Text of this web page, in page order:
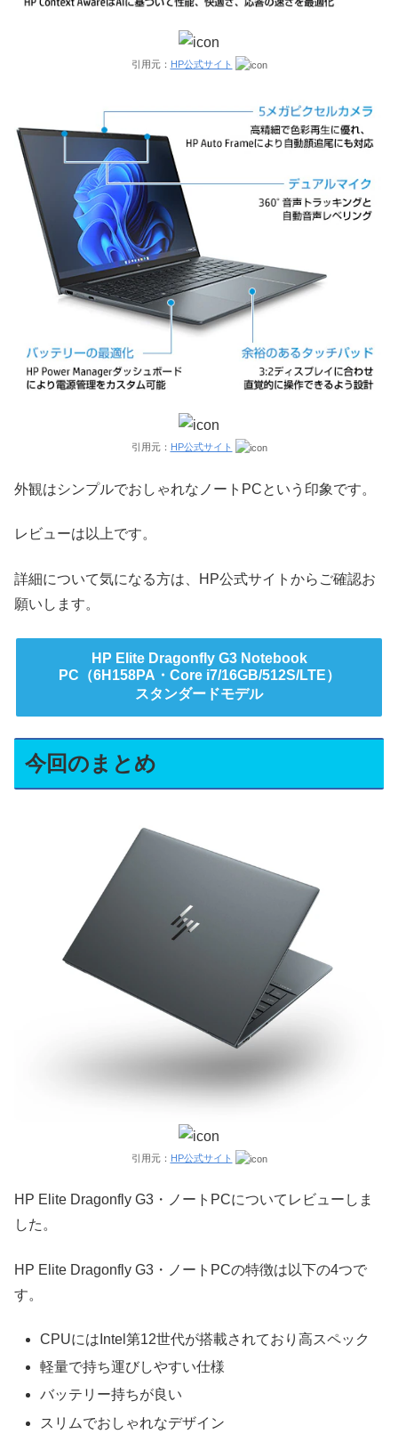
引用元： HP公式サイト
引用元： HP公式サイト
外観はシンプルでおしゃれなノートPCという印象です。
レビューは以上です。
詳細について気になる方は、HP公式サイトからご確認お
願いします。
HP Elite Dragonfly G3 Notebook
PC（6H158PA・Core i7/16GB/512S/LTE）
スタンダードモデル
今回のまとめ
引用元： HP公式サイト
HP Elite Dragonfly G3・ノートPCについてレビューしま
した。
HP Elite Dragonfly G3・ノートPCの特徴は以下の4つで
す。
CPUにはIntel第12世代が搭載されており高スペック
軽量で持ち運びしやすい仕様
バッテリー持ちが良い
スリムでおしゃれなデザイン